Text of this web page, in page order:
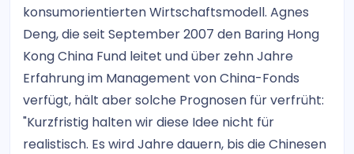
konsumorientierten Wirtschaftsmodell. Agnes
Deng, die seit September 2007 den Baring Hong
Kong China Fund leitet und über zehn Jahre
Erfahrung im Management von China-Fonds
verfügt, hält aber solche Prognosen für verfrüht:
"Kurzfristig halten wir diese Idee nicht für
realistisch. Es wird Jahre dauern, bis die Chinesen